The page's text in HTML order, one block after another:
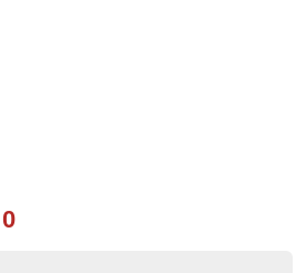
0